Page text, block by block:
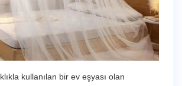
kullanılan bir ev eşyası olan